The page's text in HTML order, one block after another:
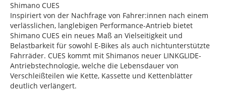
Shimano CUES
Inspiriert von der Nachfrage von Fahrer:innen nach einem
verlässlichen, langlebigen Performance-Antrieb bietet
Shimano CUES ein neues Maß an Vielseitigkeit und
Belastbarkeit für sowohl E-Bikes als auch nichtunterstützte
Fahrräder. CUES kommt mit Shimanos neuer LINKGLIDE-
Antriebstechnologie, welche die Lebensdauer von
Verschleißteilen wie Kette, Kassette und Kettenblätter
deutlich verlängert.